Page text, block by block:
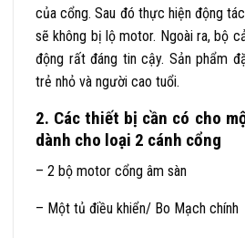
của cổng. Sau đó thực hiện động
sẽ không bị lộ motor. Ngoài ra, bộ
động rất đáng tin cậy. Sản phẩm
trẻ nhỏ và người cao tuổi.
2. Các thiết bị cần có cho
dành cho loại 2 cánh cổng
– 2 bộ motor cổng âm sàn
– Một tủ điều khiển/ Bo Mạch chính